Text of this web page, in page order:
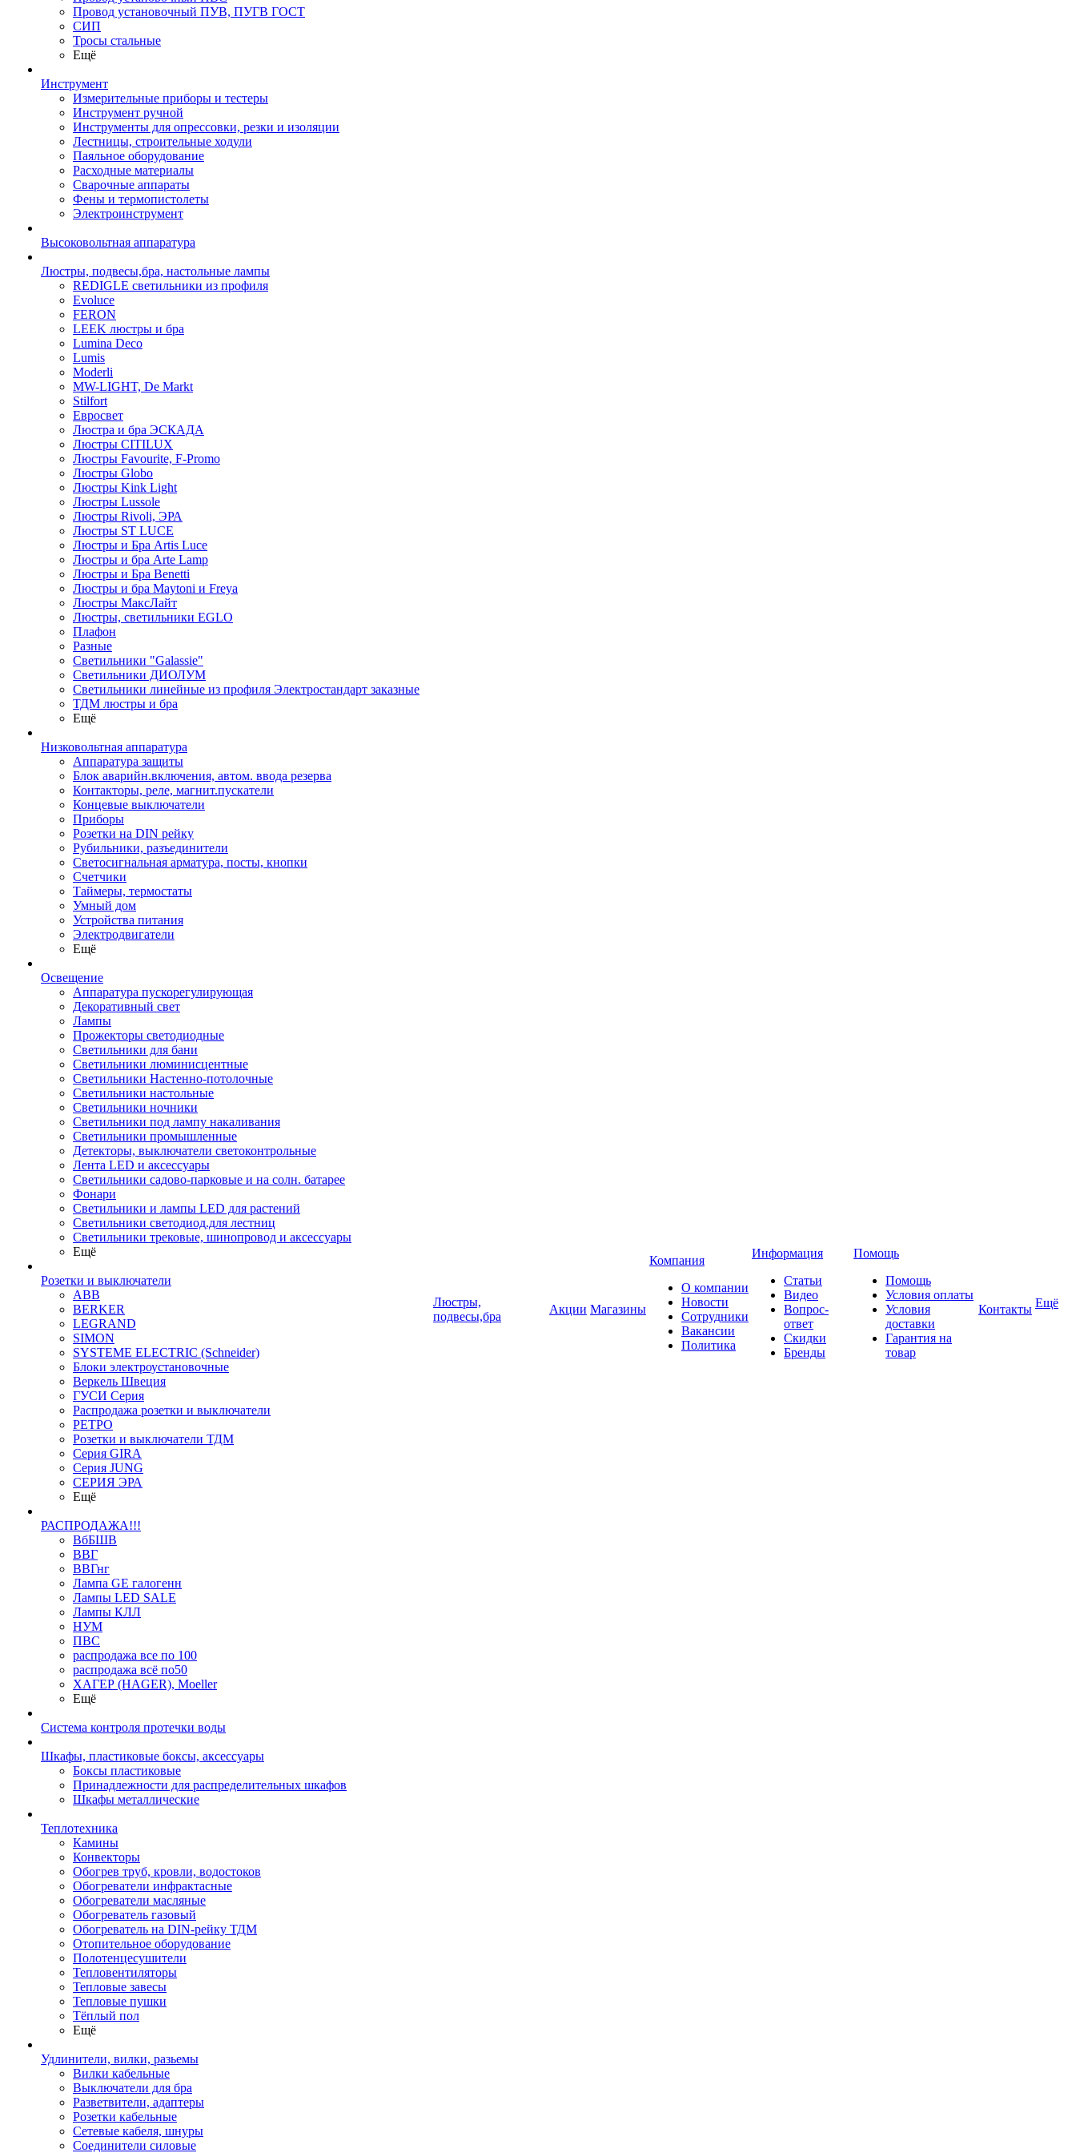
Провод установочный ПУВ, ПУГВ ГОСТ
СИП
Тросы стальные
Ещё
Инструмент
Измерительные приборы и тестеры
Инструмент ручной
Инструменты для опрессовки, резки и изоляции
Лестницы, строительные ходули
Паяльное оборудование
Расходные материалы
Сварочные аппараты
Фены и термопистолеты
Электроинструмент
Высоковольтная аппаратура
Люстры, подвесы,бра, настольные лампы
REDIGLE светильники из профиля
Evoluce
FERON
LEEK люстры и бра
Lumina Deco
Lumis
Moderli
MW-LIGHT, De Markt
Stilfort
Евросвет
Люстра и бра ЭСКАДА
Люстры CITILUX
Люстры Favourite, F-Promo
Люстры Globo
Люстры Kink Light
Люстры Lussole
Люстры Rivoli, ЭРА
Люстры ST LUCE
Люстры и Бра Artis Luce
Люстры и бра Arte Lamp
Люстры и Бра Benetti
Люстры и бра Maytoni и Freya
Люстры МаксЛайт
Люстры, светильники EGLO
Плафон
Разные
Светильники "Galassie"
Светильники ДИОЛУМ
Светильники линейные из профиля Электростандарт заказные
ТДМ люстры и бра
Ещё
Низковольтная аппаратура
Аппаратура защиты
Блок аварийн.включения, автом. ввода резерва
Контакторы, реле, магнит.пускатели
Концевые выключатели
Приборы
Розетки на DIN рейку
Рубильники, разъединители
Светосигнальная арматура, посты, кнопки
Счетчики
Таймеры, термостаты
Умный дом
Устройства питания
Электродвигатели
Ещё
Освещение
Аппаратура пускорегулирующая
Декоративный свет
Лампы
Прожекторы светодиодные
Светильники для бани
Светильники люминисцентные
Светильники Настенно-потолочные
Светильники настольные
Светильники ночники
Светильники под лампу накаливания
Светильники промышленные
Детекторы, выключатели светоконтрольные
Лента LED и аксессуары
Светильники садово-парковые и на солн. батарее
Фонари
Светильники и лампы LED для растений
Светильники светодиод.для лестниц
Светильники трековые, шинопровод и аксессуары
Ещё
Розетки и выключатели
ABB
BERKER
LEGRAND
SIMON
SYSTEME ELECTRIC (Schneider)
Блоки электроустановочные
Веркель Швеция
ГУСИ Серия
Распродажа розетки и выключатели
РЕТРО
Розетки и выключатели ТДМ
Серия GIRA
Серия JUNG
СЕРИЯ ЭРА
Ещё
РАСПРОДАЖА!!!
ВбБШВ
ВВГ
ВВГнг
Лампа GE галогенн
Лампы LED SALE
Лампы КЛЛ
НУМ
ПВС
распродажа все по 100
распродажа всё по50
ХАГЕР (HAGER), Moeller
Ещё
Система контроля протечки воды
Шкафы, пластиковые боксы, аксессуары
Боксы пластиковые
Принадлежности для распределительных шкафов
Шкафы металлические
Теплотехника
Камины
Конвекторы
Обогрев труб, кровли, водостоков
Обогреватели инфрактасные
Обогреватели масляные
Обогреватель газовый
Обогреватель на DIN-рейку ТДМ
Отопительное оборудование
Полотенцесушители
Тепловентиляторы
Тепловые завесы
Тепловые пушки
Тёплый пол
Ещё
Удлинители, вилки, разьемы
Вилки кабельные
Выключатели для бра
Разветвители, адаптеры
Розетки кабельные
Сетевые кабеля, шнуры
Соединители силовые
Люстры,
подвесы,бра
Акции Магазины
Компания
О компании
Новости
Сотрудники
Вакансии
Политика
Информация
Статьи
Видео
Вопрос-
ответ
Скидки
Бренды
Помощь
Помощь
Условия оплаты
Условия
доставки
Гарантия на
товар
Контакты Ещё